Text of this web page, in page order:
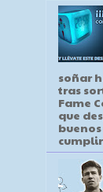
soñar
tras
Fame
que